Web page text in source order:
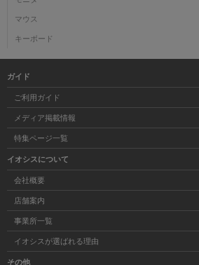
マウス
キーボード
ガイド
ご利用ガイド
メディア掲載情報
特集ページ一覧
イオシスについて
会社概要
店舗案内
事業所一覧
イオシスが選ばれる理由
その他